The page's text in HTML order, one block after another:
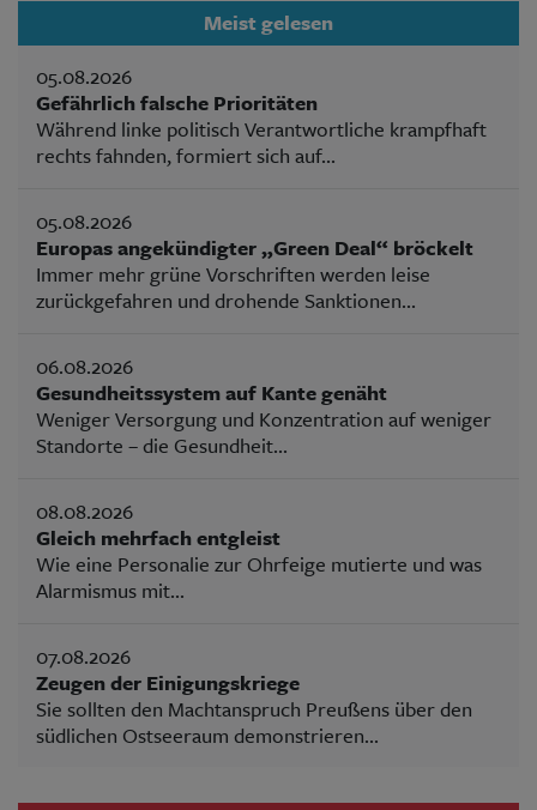
Meist gelesen
05.08.2026
Gefährlich falsche Prioritäten
Während linke politisch Verantwortliche krampfhaft
rechts fahnden, formiert sich auf...
05.08.2026
Europas angekündigter „Green Deal“ bröckelt
Immer mehr grüne Vorschriften werden leise
zurückgefahren und drohende Sanktionen...
06.08.2026
Gesundheitssystem auf Kante genäht
Weniger Versorgung und Konzentration auf weniger
Standorte – die Gesundheit...
08.08.2026
Gleich mehrfach entgleist
Wie eine Personalie zur Ohrfeige mutierte und was
Alarmismus mit...
07.08.2026
Zeugen der Einigungskriege
Sie sollten den Machtanspruch Preußens über den
südlichen Ostseeraum demonstrieren...